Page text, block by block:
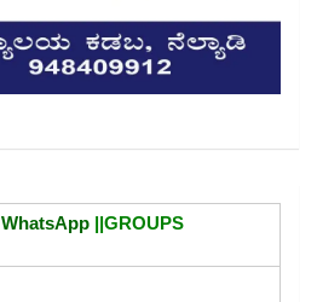
WhatsApp||GROUPS